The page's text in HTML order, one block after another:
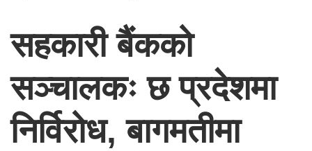
सहकारी बैंकको
सञ्चालकः छ प्रदेशमा
निर्विरोध, बागमतीमा